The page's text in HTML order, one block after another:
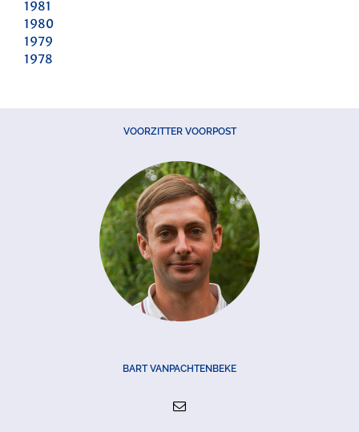
1981
1980
1979
1978
VOORZITTER VOORPOST
BART VANPACHTENBEKE